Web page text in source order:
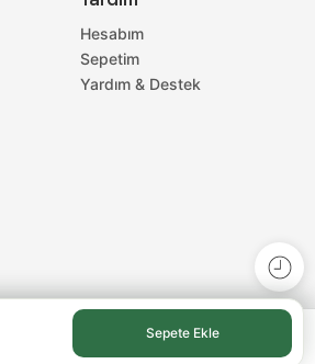
Hesabım
Sepetim
Yardım & Destek
Sepete Ekle